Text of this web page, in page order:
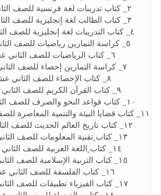
٢_ كتاب تدريبات لغة فرنسية للصف الثاني عشر الفصل الأول
٣_ كتاب الطالب لغة إنجليزية للصف الثاني عشر الفصل الأول
٤_ كتاب التدريبات لغة إنجليزية للصف الثاني عشر الفصل الأول
٥_ كراسة التمارين رياضيات للصف الثاني عشر الفصل الأول
٦_ كتاب الرياضيات للصف الثاني عشر الفصل الأول
٧_ كراسة التمارين إحصاء للصف الثاني عشر الفصل الأول
٨_ كتاب الإحصاء للصف الثاني عشر الفصل الأول
٩_ كتاب القرآن الكريم للصف الثاني عشر الفصل الأول
١٠_ كتاب قواعد النحو والصرف للصف الثاني عشر الفصل الأول
١١_ كتاب قضايا البيئة والتنمية المعاصرة للصف الثاني عشر الفصل الأول
١٢_ كتاب تاريخ العالم الحديث للصف الثاني عشر الفصل الأول
١٣_ كتاب
تقنية المعلومات للصف
١٤_ كتاب
اللغة العربية للصف
١٥_ كتاب التربية الإسلامية للصف الثاني عشر الفصل الأول
١٦_ كتاب الفلسفة للصف الثاني عشر الفصل الأول
١٧_ كتاب الفيزياء تطبيقات للصف الثاني عشر الفصل الأول